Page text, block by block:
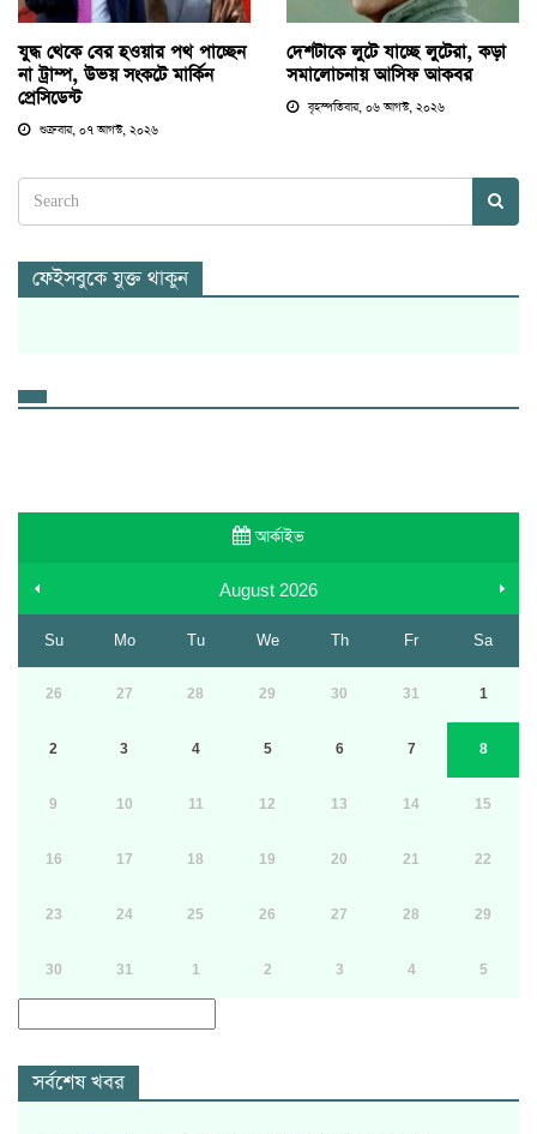
যুদ্ধ থেকে বের হওয়ার পথ পাচ্ছেন
না ট্রাম্প, উভয় সংকটে মার্কিন
প্রেসিডেন্ট
শুক্রবার, ০৭ আগস্ট, ২০২৬
দেশটাকে লুটে যাচ্ছে লুটেরা, কড়া
সমালোচনায় আসিফ আকবর
বৃহস্পতিবার, ০৬ আগস্ট, ২০২৬
ফেইসবুকে যুক্ত থাকুন
আর্কাইভ
August 2026
Su Mo Tu We Th Fr Sa
26 27 28 29 30 31 1
2 3 4 5 6 7 8
9 10 11 12 13 14 15
16 17 18 19 20 21 22
23 24 25 26 27 28 29
30 31 1 2 3 4 5
সর্বশেষ খবর